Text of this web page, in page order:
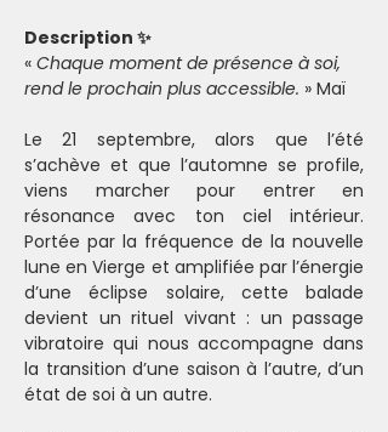
Description ✨
« Chaque moment de présence à soi,
rend le prochain plus accessible. » Maï
Le 21 septembre, alors que l’été
s’achève et que l’automne se profile,
viens marcher pour entrer en
résonance avec ton ciel intérieur.
Portée par la fréquence de la nouvelle
lune en Vierge et amplifiée par l’énergie
d’une éclipse solaire, cette balade
devient un rituel vivant : un passage
vibratoire qui nous accompagne dans
la transition d’une saison à l’autre, d’un
état de soi à un autre.